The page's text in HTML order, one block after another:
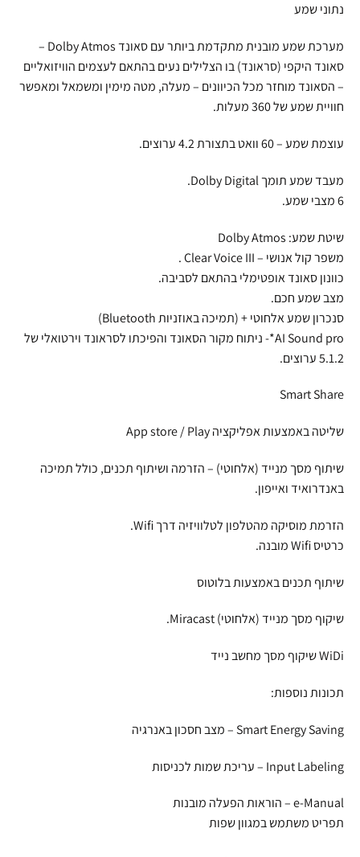
נתוני שמע
מערכת שמע מובנית מתקדמת ביותר עם סאונד Dolby Atmos –
סאונד היקפי (סראונד) בו הצלילים נעים בהתאם לעצמים הוויזואליים
– הסאונד מוחזר מכל הכיוונים – מעלה, מטה מימין ומשמאל ומאפשר
חוויית שמע של 360 מעלות.
עוצמת שמע – 60 וואט בתצורת 4.2 ערוצים.
מעבד שמע תומך Dolby Digital.
6 מצבי שמע.
שיטת שמע: Dolby Atmos
משפר קול אנושי – Clear Voice III .
כוונון סאונד אופטימלי בהתאם לסביבה.
מצב שמע חכם.
סנכרון שמע אלחוטי + (תמיכה באוזניות Bluetooth)
AI Sound pro*- ניתוח מקור הסאונד והפיכתו לסראונד וירטואלי של
5.1.2 ערוצים.
Smart Share
שליטה באמצעות אפליקציה App store / Play
שיתוף מסך מנייד (אלחוטי) – הזרמה ושיתוף תכנים, כולל תמיכה
באנדרואיד ואייפון.
הזרמת מוסיקה מהטלפון לטלוויזיה דרך Wifi.
כרטיס Wifi מובנה.
שיתוף תכנים באמצעות בלוטוס
שיקוף מסך מנייד (אלחוטי) Miracast.
WiDi שיקוף מסך מחשב נייד
תכונות נוספות:
Smart Energy Saving – מצב חסכון באנרגיה
Input Labeling – עריכת שמות לכניסות
e-Manual – הוראות הפעלה מובנות
תפריט משתמש במגוון שפות